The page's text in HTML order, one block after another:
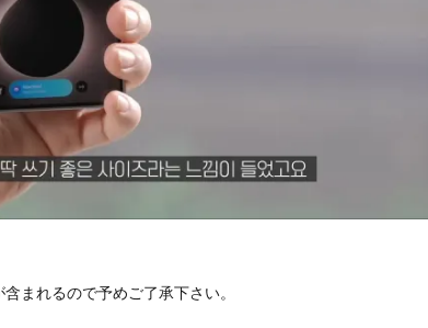
まれるので予めご了承下さい。